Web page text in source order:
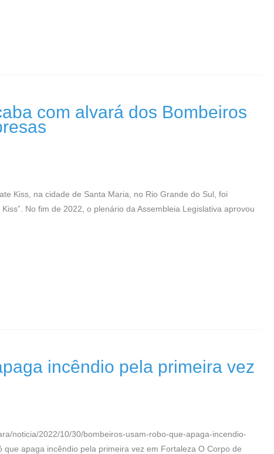
com alvará dos Bombeiros
Kiss, na cidade de Santa Maria, no Rio Grande do Sul, foi
No fim de 2022, o plenário da Assembleia Legislativa aprovou
incêndio pela primeira vez
noticia/2022/10/30/bombeiros-usam-robo-que-apaga-incendio-
apaga incêndio pela primeira vez em Fortaleza O Corpo de